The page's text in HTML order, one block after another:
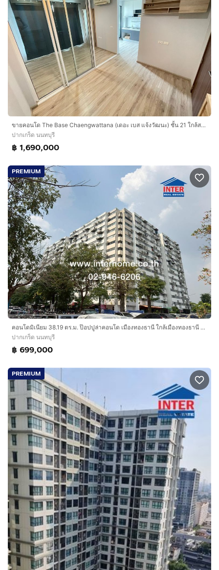
ขายคอนโด The Base Chaengwattana (เดอะ เบส แจ้งวัฒนะ) ชั้น 21 ใกล้สนามบินดอนเมือง ทำเลดี วิวสวย
ปากเกร็ด นนทบุรี
฿ 1,690,000
PREMIUM
คอนโดมิเนียม 38.19 ตร.ม. ป๊อปปูล่าคอนโด เมืองทองธานี ใกล้เมืองทองธานี ถนนแจ้งวัฒนะ-ปากเกร็ด ถนนติวานนท์ ปากเกร็ด นนทบุรี
ปากเกร็ด นนทบุรี
฿ 699,000
PREMIUM